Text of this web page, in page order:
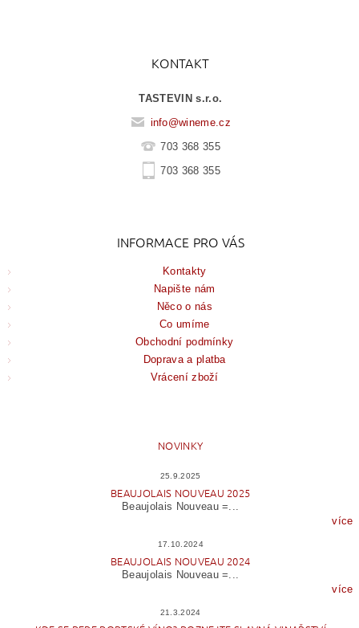
KONTAKT
TASTEVIN s.r.o.
info@wineme.cz
703 368 355
703 368 355
INFORMACE PRO VÁS
Kontakty
Napište nám
Něco o nás
Co umíme
Obchodní podmínky
Doprava a platba
Vrácení zboží
NOVINKY
25.9.2025
BEAUJOLAIS NOUVEAU 2025
Beaujolais Nouveau =...
více
17.10.2024
BEAUJOLAIS NOUVEAU 2024
Beaujolais Nouveau =...
více
21.3.2024